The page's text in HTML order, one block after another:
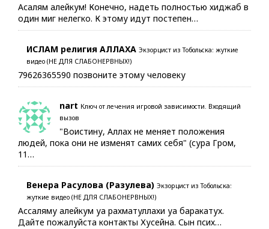
Асалям алейкум! Конечно, надеть полностью хиджаб в
один миг нелегко. К этому идут постепен…
ИСЛАМ религия АЛЛАХА Экзорцист из Тобольска: жуткие
видео (НЕ ДЛЯ СЛАБОНЕРВНЫХ!)
79626365590 позвоните этому человеку
nart Ключ от лечения игровой зависимости. Входящий
вызов
"Воистину, Аллах не меняет положения
людей, пока они не изменят самих себя" (сура Гром,
11…
Венера Расулова (Разулева) Экзорцист из Тобольска:
жуткие видео (НЕ ДЛЯ СЛАБОНЕРВНЫХ!)
Ассаляму алейкум уа рахматуллахи уа баракатух.
Дайте пожалуйста контакты Хусейна. Сын псих…